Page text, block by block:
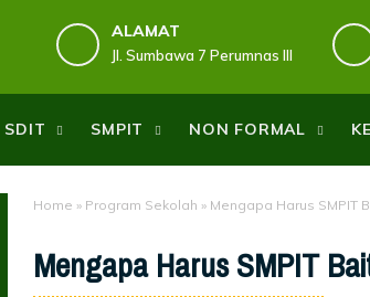
ALAMAT
Jl. Sumbawa 7 Perumnas III
SDIT SMPIT NON FORMAL
Home » Program Sekolah » Mengapa Harus SMPIT
Mengapa Harus SMPIT